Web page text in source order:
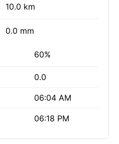
10.0 km
0.0 mm
60%
0.0
06:04 AM
06:18 PM